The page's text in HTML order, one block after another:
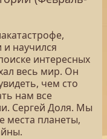
и научился
интересных
весь мир. Он
чем сто
нам все
Сергей Доля. Мы
места планеты,